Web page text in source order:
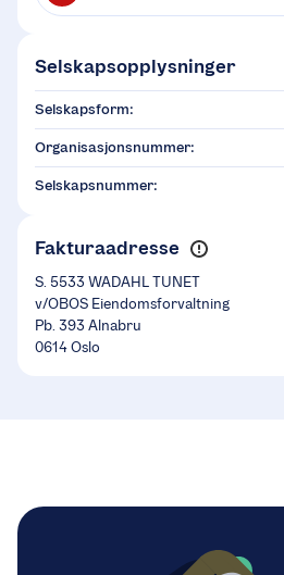
Selskapsopplysninger
Selskapsform:
Organisasjonsnummer:
Selskapsnummer:
Fakturaadresse
S. 5533 WADAHL TUNET
v/OBOS Eiendomsforvaltning
Pb. 393 Alnabru
0614 Oslo